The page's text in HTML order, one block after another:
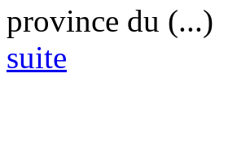
province du (...)
suite